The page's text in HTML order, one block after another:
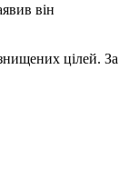
він
цілей. За